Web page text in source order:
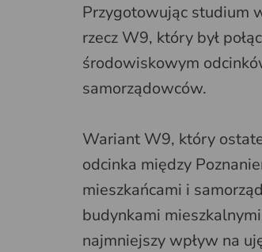
Przygotowując studium
rzecz W9, który był
środowiskowym
samorządowców.
Wariant W9, który
odcinka między
mieszkańcami i
budynkami
najmniejszy wpływ na